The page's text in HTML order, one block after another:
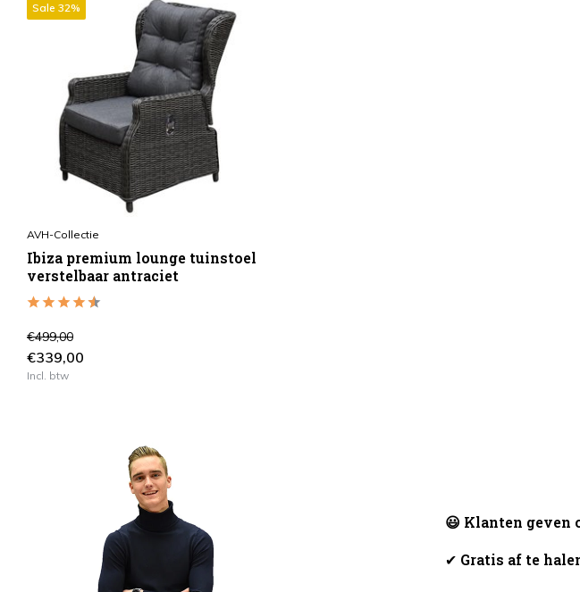
Sale 32%
AVH-Collectie
Ibiza premium lounge tuinstoel
verstelbaar antraciet
€499,00
€339,00
Incl. btw
😃 Klanten geven
✔ Gratis af te